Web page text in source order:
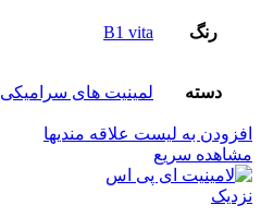
رنگ B1 vita
دسته لمینیت های سرامیکی
افزودن به لیست علاقه مندیها
مشاهده سریع
نزدیک